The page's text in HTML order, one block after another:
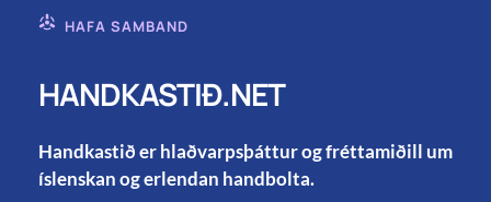
HAFA SAMBAND
HANDKASTIÐ.NET
Handkastið er hlaðvarpsþáttur og fréttamiðill um
íslenskan og erlendan handbolta.